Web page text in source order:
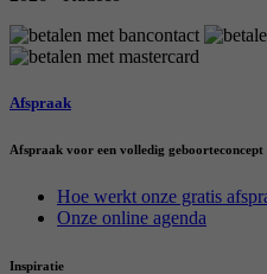
Afspraak
Afspraak voor een volledig geboorteconcept
Hoe werkt onze gratis
Onze online agenda
Inspiratie